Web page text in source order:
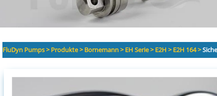
FluDyn Pumps>Produkte>Bornemann>EH Serie>E2H >E2H 164>